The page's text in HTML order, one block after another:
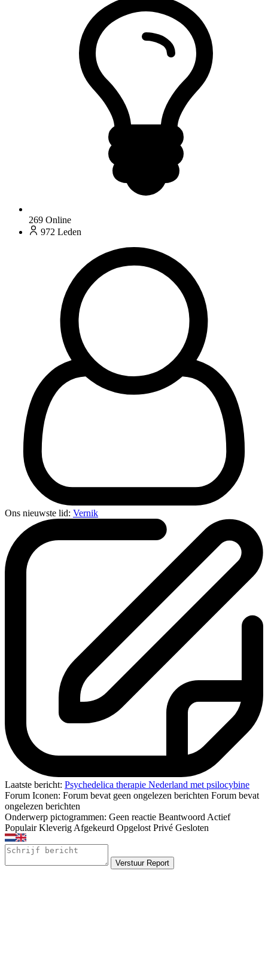
269 Online
972 Leden
Ons nieuwste lid: Vernik
Laatste bericht: Psychedelica therapie Nederland met psilocybine
Forum Iconen: Forum bevat geen ongelezen berichten Forum bevat
ongelezen berichten
Onderwerp pictogrammen: Geen reactie Beantwoord Actief
Populair Kleverig Afgekeurd Opgelost Privé Gesloten